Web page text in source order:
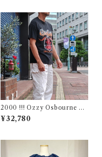
2000 !!! Ozzy Osbourne O
ZZFEST Rock T-Shirt Size
L / オジーオズボーン オズフ
¥32,780